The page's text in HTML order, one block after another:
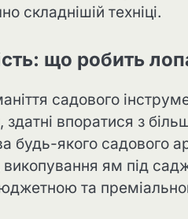
складнішій техніці.
що робить
садового
здатні впоратися з
будь-якого садового
ям під
та